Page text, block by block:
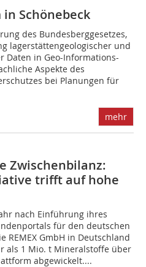
Schönebeck
des Bundesberggesetzes,
lagerstättengeologischer und
Daten in Geo-Informations-
Aspekte des
bei Planungen für
mehr
Zwischenbilanz:
trifft auf hohe
nach Einführung ihres
für den deutschen
REMEX GmbH in Deutschland
als 1 Mio. t Mineralstoffe über
abgewickelt....